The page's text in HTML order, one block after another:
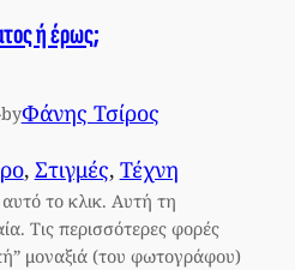
ή έρως;
byΦάνης Τσίρος
, Στιγμές, Τέχνη
το κλικ. Αυτή τη
Τις περισσότερες φορές
μοναξιά (του φωτογράφου)